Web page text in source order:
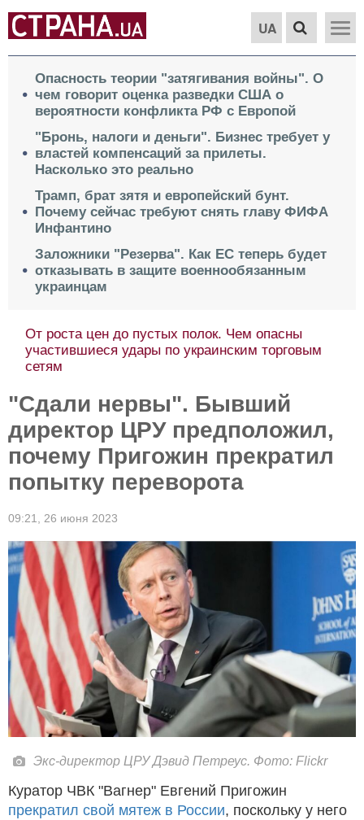
UA
Опасность теории "затягивания войны". О
чем говорит оценка разведки США о
вероятности конфликта РФ с Европой
"Бронь, налоги и деньги". Бизнес требует у
властей компенсаций за прилеты.
Насколько это реально
Трамп, брат зятя и европейский бунт.
Почему сейчас требуют снять главу ФИФА
Инфантино
Заложники "Резерва". Как ЕС теперь будет
отказывать в защите военнообязанным
украинцам
От роста цен до пустых полок. Чем опасны
участившиеся удары по украинским торговым
сетям
"Сдали нервы". Бывший
директор ЦРУ предположил,
почему Пригожин прекратил
попытку переворота
09:21, 26 июня 2023
Экс-директор ЦРУ Дэвид Петреус. Фото: Flickr
Куратор ЧВК "Вагнер" Евгений Пригожин
прекратил свой мятеж в России, поскольку у него